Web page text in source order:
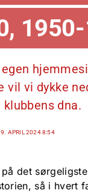
vil vi dykke
dna.
9. APRIL 2024 8:54
det
så i hvert